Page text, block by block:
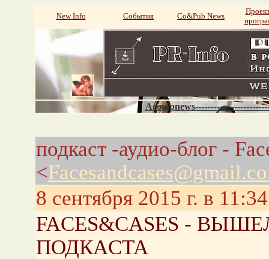
New Info События Со&Pub News
подкаст -аудио-блог -
<
8 сентября 2015 г. в 11:34
FACES&CASES -
ПОДКАCТА